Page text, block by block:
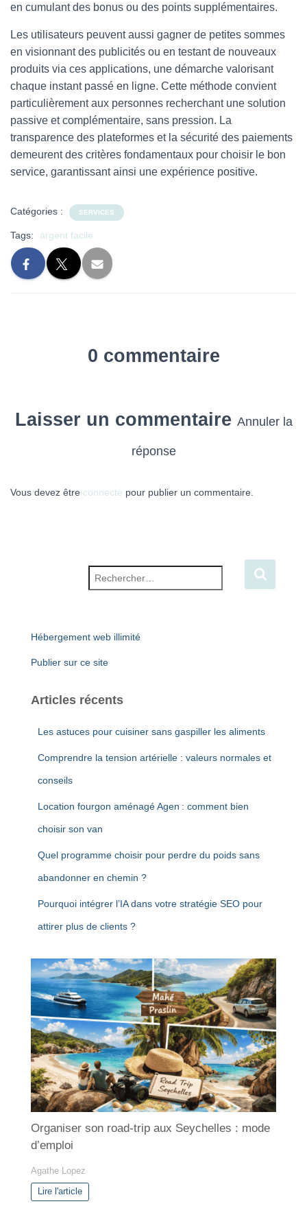
en cumulant des bonus ou des points supplémentaires.
Les utilisateurs peuvent aussi gagner de petites sommes
en visionnant des publicités ou en testant de nouveaux
produits via ces applications, une démarche valorisant
chaque instant passé en ligne. Cette méthode convient
particulièrement aux personnes recherchant une solution
passive et complémentaire, sans pression. La
transparence des plateformes et la sécurité des paiements
demeurent des critères fondamentaux pour choisir le bon
service, garantissant ainsi une expérience positive.
Catégories : SERVICES
Tags: argent facile
0 commentaire
Laisser un commentaire Annuler la
réponse
Vous devez être connecté pour publier un commentaire.
Hébergement web illimité
Publier sur ce site
Articles récents
Les astuces pour cuisiner sans gaspiller les aliments
Comprendre la tension artérielle : valeurs normales et
conseils
Location fourgon aménagé Agen : comment bien
choisir son van
Quel programme choisir pour perdre du poids sans
abandonner en chemin ?
Pourquoi intégrer l’IA dans votre stratégie SEO pour
attirer plus de clients ?
Organiser son road-trip aux Seychelles : mode
d’emploi
Agathe Lopez
Lire l'article